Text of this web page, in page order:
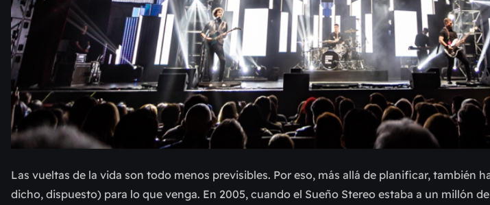
Las vueltas de la vida son todo menos previsibles. Por eso, más allá de planificar, también
dicho, dispuesto) para lo que venga. En 2005, cuando el Sueño Stereo estaba a un millón